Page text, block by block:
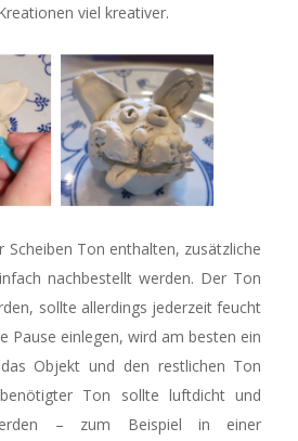
viel kreativer.
Scheiben Ton enthalten, zusätzliche
nachbestellt werden. Der Ton
sollte allerdings jederzeit feucht
Pause einlegen, wird am besten ein
Objekt und den restlichen Ton
Ton sollte luftdicht und
– zum Beispiel in einer